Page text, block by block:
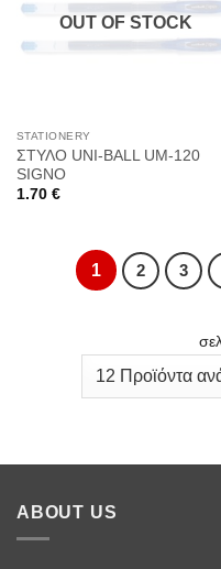
στη
Wishlist
OUT OF STOCK
STATIONERY
ΣΤΥΛΟ UNI-BALL UM-120
SIGNO
1.70 €
1 2 3
ABOUT US